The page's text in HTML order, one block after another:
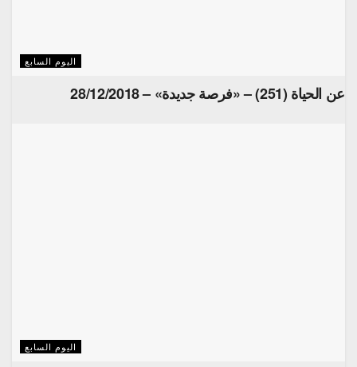
اليوم السابع
عن الحياة (251) – «فرصة جديدة» – 28/12/2018
اليوم السابع